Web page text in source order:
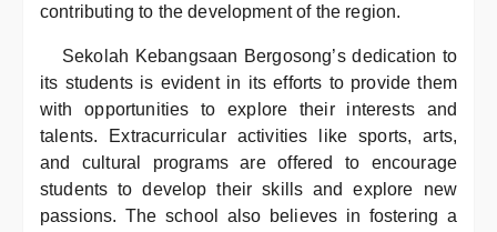
contributing to the development of the region.
Sekolah Kebangsaan Bergosong’s dedication to
its students is evident in its efforts to provide them
with opportunities to explore their interests and
talents. Extracurricular activities like sports, arts,
and cultural programs are offered to encourage
students to develop their skills and explore new
passions. The school also believes in fostering a